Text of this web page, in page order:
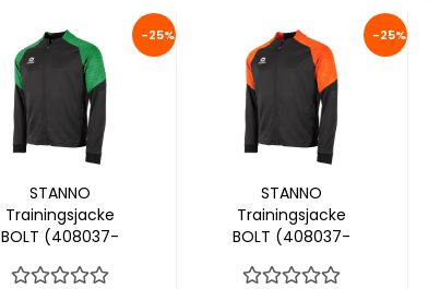
-25%
STANNO
Trainingsjacke
BOLT (408037-
-25%
STANNO
Trainingsjacke
BOLT (408037-